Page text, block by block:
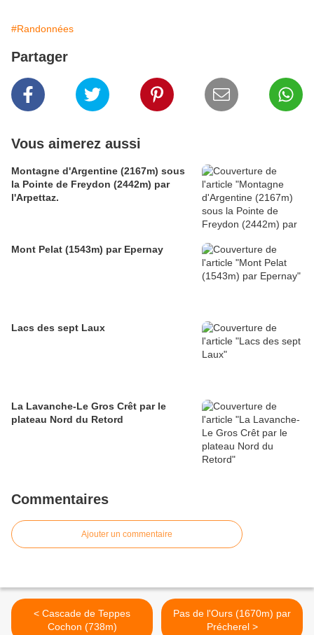
#Randonnées
Partager
Vous aimerez aussi
Montagne d'Argentine (2167m) sous
la Pointe de Freydon (2442m) par
l'Arpettaz.
Mont Pelat (1543m) par Epernay
Lacs des sept Laux
La Lavanche-Le Gros Crêt par le
plateau Nord du Retord
Commentaires
Ajouter un commentaire
< Cascade de Teppes
Cochon (738m)
Pas de l'Ours (1670m) par
Précherel >